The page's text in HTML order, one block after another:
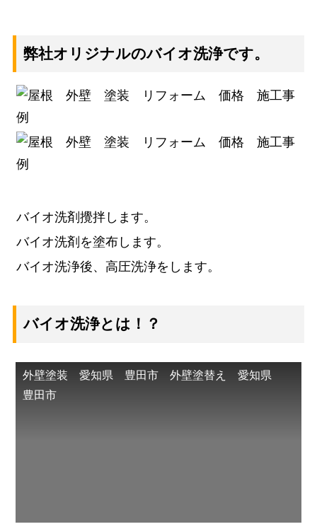
弊社オリジナルのバイオ洗浄です。
バイオ洗剤攪拌します。
バイオ洗剤を塗布します。
バイオ洗浄後、高圧洗浄をします。
バイオ洗浄とは！？
外壁塗装 愛知県 豊田市 外壁塗替え 愛知県
豊田市